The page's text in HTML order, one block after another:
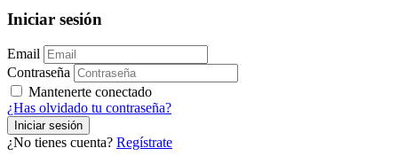
Iniciar sesión
Email
Contraseña
Mantenerte conectado
¿Has olvidado tu contraseña?
¿No tienes cuenta? Regístrate